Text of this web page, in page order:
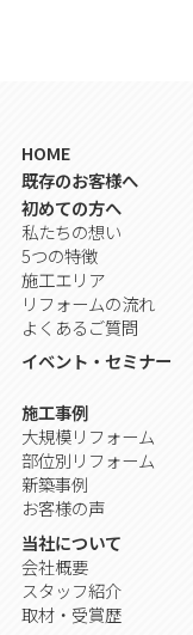
HOME
既存のお客様へ
初めての方へ
私たちの想い
5つの特徴
施工エリア
リフォームの流れ
よくあるご質問
イベント・セミナー
施工事例
大規模リフォーム
部位別リフォーム
新築事例
お客様の声
当社について
会社概要
スタッフ紹介
取材・受賞歴